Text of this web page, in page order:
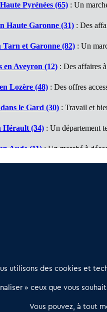
Pyrénées (65) : Un
Haute Garonne (31) : Des
Tarn et Garonne (82) : Un
en Aveyron (12) : Des affaires
Lozère (48) : Des offres
le Gard (30) : Travail et
Hérault (34) : Un département
Aude (11): Un marché à
02 54 56 03 17
Contactez-nous
Notre solution
utilisons des cookies et
» ceux que vous
Vous pouvez, à tout